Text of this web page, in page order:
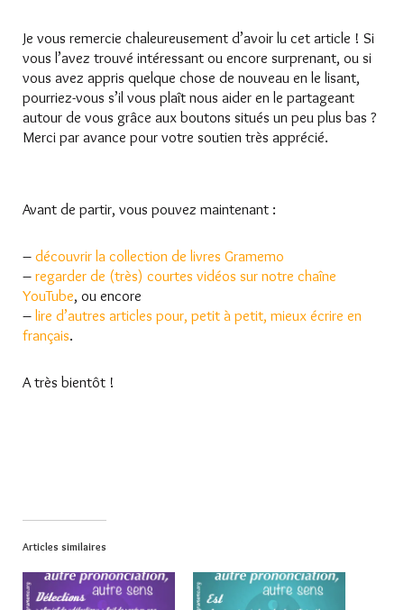
Je vous remercie chaleureusement d’avoir lu cet article ! Si
vous l’avez trouvé intéressant ou encore surprenant, ou si
vous avez appris quelque chose de nouveau en le lisant,
pourriez-vous s’il vous plaît nous aider en le partageant
autour de vous grâce aux boutons situés un peu plus bas ?
Merci par avance pour votre soutien très apprécié.
Avant de partir, vous pouvez maintenant :
– découvrir la collection de livres Gramemo
– regarder de (très) courtes vidéos sur notre chaîne
YouTube, ou encore
– lire d’autres articles pour, petit à petit, mieux écrire en
français.
A très bientôt !
Articles similaires